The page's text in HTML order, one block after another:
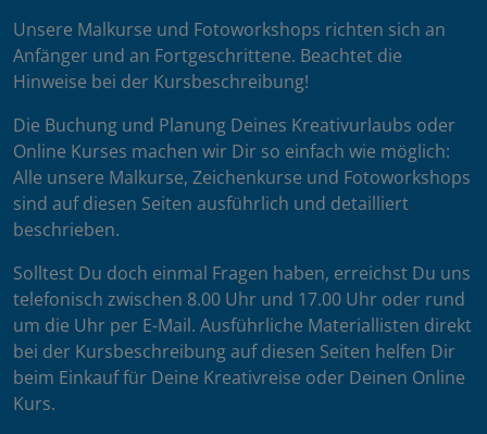
Unsere Malkurse und Fotoworkshops richten sich an
Anfänger und an Fortgeschrittene. Beachtet die
Hinweise bei der Kursbeschreibung!
Die Buchung und Planung Deines Kreativurlaubs oder
Online Kurses machen wir Dir so einfach wie möglich:
Alle unsere Malkurse, Zeichenkurse und Fotoworkshops
sind auf diesen Seiten ausführlich und detailliert
beschrieben.
Solltest Du doch einmal Fragen haben, erreichst Du uns
telefonisch zwischen 8.00 Uhr und 17.00 Uhr oder rund
um die Uhr per E-Mail. Ausführliche Materiallisten direkt
bei der Kursbeschreibung auf diesen Seiten helfen Dir
beim Einkauf für Deine Kreativreise oder Deinen Online
Kurs.